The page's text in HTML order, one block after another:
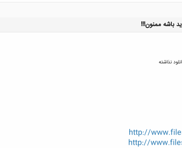
http://
http://